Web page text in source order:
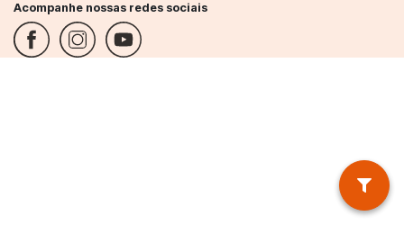
Acompanhe nossas redes sociais